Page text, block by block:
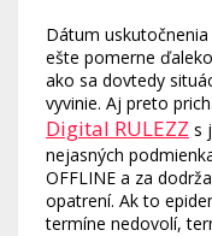
Dátum
ešte pomerne
ako sa dovtedy
vyvinie. Aj preto
Digital RULEZZ s
nejasných
OFFLINE a za
opatrení. Ak to
termíne nedovolí,